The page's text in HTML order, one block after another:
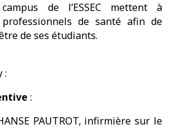
de l’ESSEC mettent à
de santé afin de
de ses étudiants.
:
:
PAUTROT, infirmière sur le